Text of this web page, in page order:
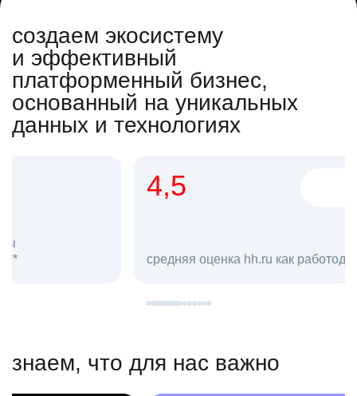
создаем экосистему
и эффективный
платформенный бизнес,
основанный на уникальных
данных и технологиях
средняя оценка hh.ru как работодателя **
в hh.ru
знаем, что для нас важно